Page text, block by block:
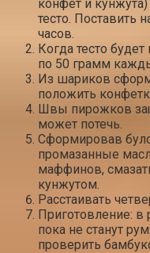
конфет и кунжута)
тесто. Поставить
часов.
Когда тесто
по 50 грамм
Из шариков
положить
Швы пирожков
может потечь.
Сформировав
промазанные
маффинов,
кунжутом.
Расстаивать
Приготовление: в
пока не станут
проверить